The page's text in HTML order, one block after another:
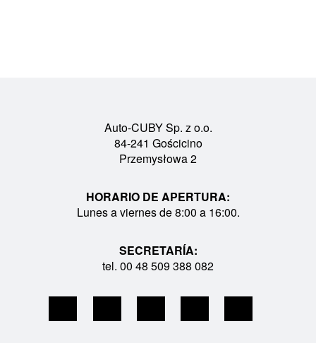
Auto-CUBY Sp. z o.o.
84-241 Gościcino
Przemysłowa 2
HORARIO DE APERTURA:
Lunes a viernes de 8:00 a 16:00.
SECRETARÍA:
tel. 00 48 509 388 082